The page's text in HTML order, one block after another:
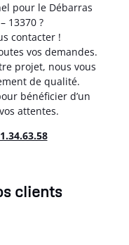
pour le Débarras
13370 ?
contacter !
vos demandes.
projet, nous vous
de qualité.
bénéficier d’un
attentes.
clients